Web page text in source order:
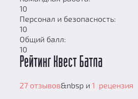
10
Персонал и безопасность:
10
Общий балл:
10
Рейтинг Квест Батла
27 отзывов&nbsp и 1 рецензия